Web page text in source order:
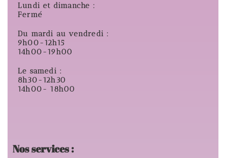
Lundi et dimanche :
Fermé
Du mardi au vendredi :
9h00-12h15
14h00-19h00
Le samedi :
8h30-12h30
14h00- 18h00
Nos services :